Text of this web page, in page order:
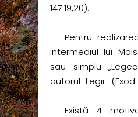
147:19,20).
Pentru
intermediul lui
sau simplu
autorul Legii. (Exod
Există 4